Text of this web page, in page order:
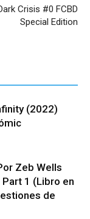
Crisis #0 FCBD
Special Edition
(2022)
Zeb Wells
1 (Libro en
de